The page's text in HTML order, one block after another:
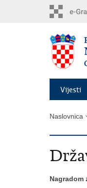
Vijesti
Naslovnica
Nagradom